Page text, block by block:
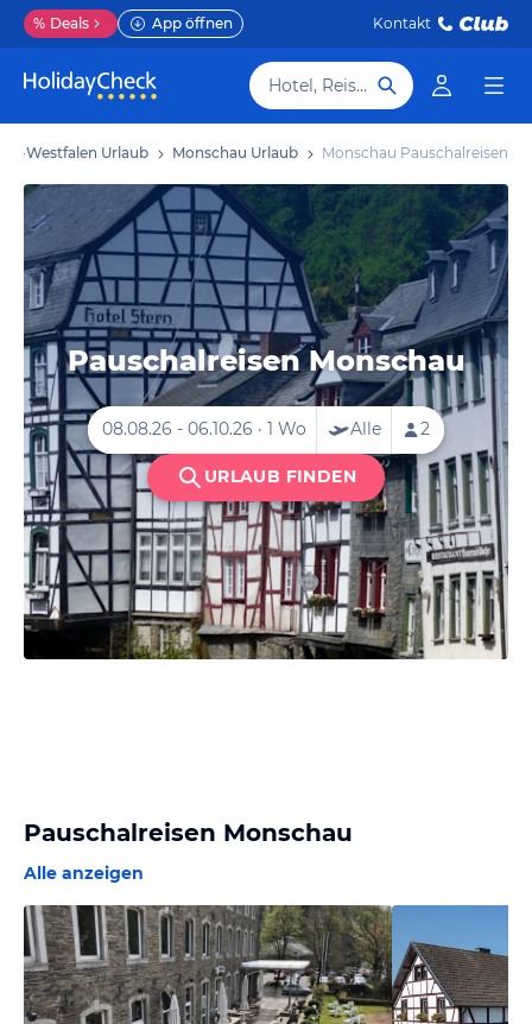
% Deals App öffnen Kontakt
Hotel, Reiseziel
Westfalen Urlaub Monschau Urlaub Monschau Pauschalreisen
Pauschalreisen Monschau
Pauschalreisen Monschau
Alle anzeigen